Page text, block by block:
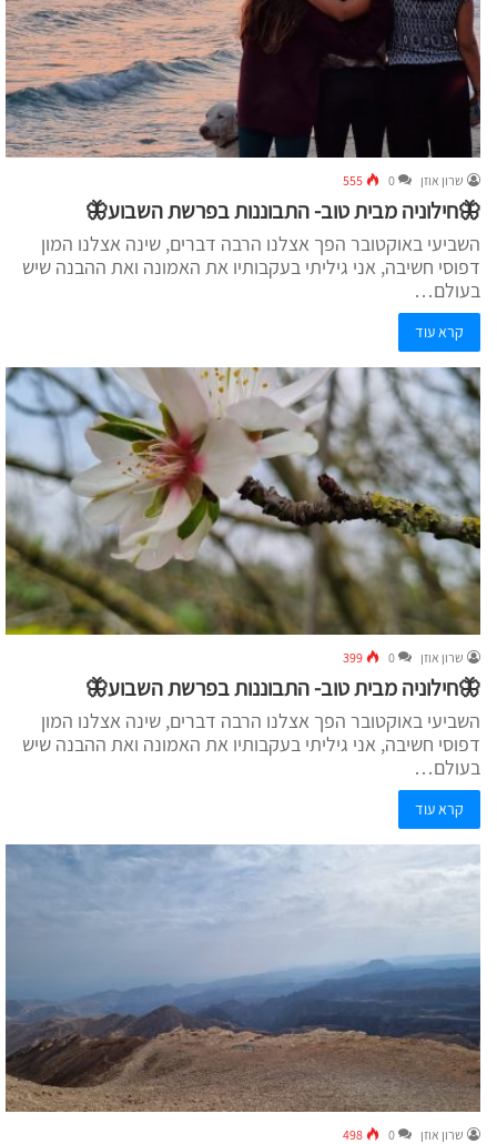
שרון אוזן 0
555
🦋חילוניה מבית טוב- התבוננות בפרשת השבוע🦋
השביעי באוקטובר הפך אצלנו הרבה דברים, שינה אצלנו המון
דפוסי חשיבה, אני גיליתי בעקבותיו את האמונה ואת ההבנה שיש
בעולם…
קרא עוד
שרון אוזן 0
399
🦋חילוניה מבית טוב- התבוננות בפרשת השבוע🦋
השביעי באוקטובר הפך אצלנו הרבה דברים, שינה אצלנו המון
דפוסי חשיבה, אני גיליתי בעקבותיו את האמונה ואת ההבנה שיש
בעולם…
קרא עוד
שרון אוזן 0
498